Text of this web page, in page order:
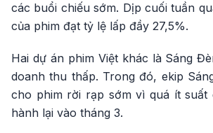
các buổi chiếu sớm. Dịp cuối tuần
của phim đạt tỷ lệ lấp đầy 27,5%.
Hai dự án phim Việt khác là Sáng
doanh thu thấp. Trong đó, ekip
cho phim rời rạp sớm vì quá ít suất
hành lại vào tháng 3.